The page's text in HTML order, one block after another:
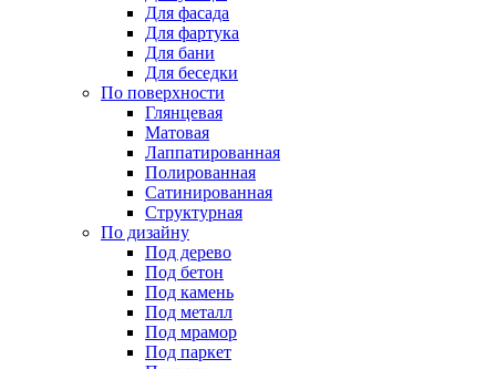
Для фасада
Для фартука
Для бани
Для беседки
По поверхности
Глянцевая
Матовая
Лаппатированная
Полированная
Сатинированная
Структурная
По дизайну
Под дерево
Под бетон
Под камень
Под металл
Под мрамор
Под паркет